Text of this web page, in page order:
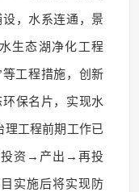
，水系连通，景
生态湖净化工程
工程措施，创新
保名片，实现水
理工程前期工作已
投资→产出→再投
实施后将实现防